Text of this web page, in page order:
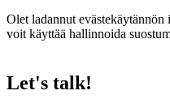
Olet ladannut
voit käyttää hallinnoida
Let's talk!